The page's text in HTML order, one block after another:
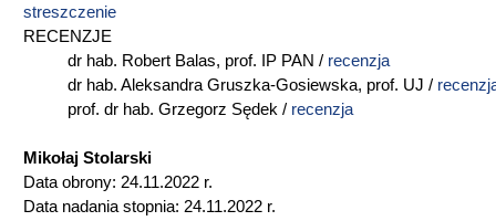
streszczenie
RECENZJE
dr hab. Robert Balas, prof. IP PAN / recenzja
dr hab. Aleksandra Gruszka-Gosiewska, prof. UJ /
prof. dr hab. Grzegorz Sędek / recenzja
Mikołaj Stolarski
Data obrony: 24.11.2022 r.
Data nadania stopnia: 24.11.2022 r.